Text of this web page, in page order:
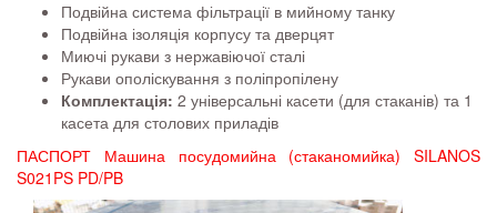
Подвійна система фільтрації в мийному танку
Подвійна ізоляція корпусу та дверцят
Миючі рукави з нержавіючої сталі
Рукави ополіскування з поліпропілену
Комплектація: 2 універсальні касети (для стаканів) та 1
касета для столових приладів
ПАСПОРТ Машина посудомийна (стаканомийка) SILANOS
S021PS PD/PB